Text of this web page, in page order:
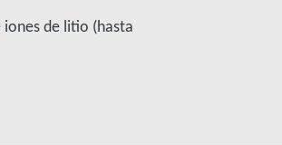
de litio (hasta